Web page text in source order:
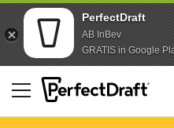
PerfectDraft
AB InBev
GRATIS in Google